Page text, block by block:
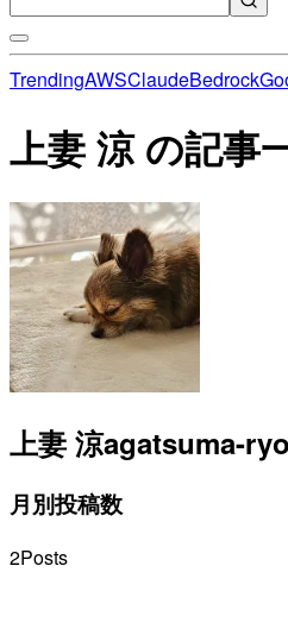
TrendingAWSClaudeBedrock
上妻 涼 の記事
上妻 涼agatsuma-ryo
月別投稿数
2Posts